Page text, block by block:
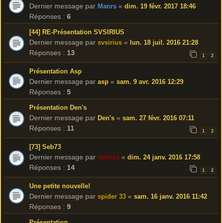
Dernier message par Manrs « dim. 19 févr. 2017 18:46
Réponses : 6
[44] RE-Présentation SVSIRIUS
Dernier message par svsirius « lun. 18 juil. 2016 21:28
Réponses : 13 1 2
Présentation Asp
Dernier message par asp « sam. 9 avr. 2016 12:29
Réponses : 5
Présentation Den's
Dernier message par Den's « sam. 27 févr. 2016 07:11
Réponses : 11 1 2
[73] Seb73
Dernier message par nesnes « dim. 24 janv. 2016 17:58
Réponses : 14 1 2
Une petite nouvelle!
Dernier message par spider 33 « sam. 16 janv. 2016 11:42
Réponses : 9